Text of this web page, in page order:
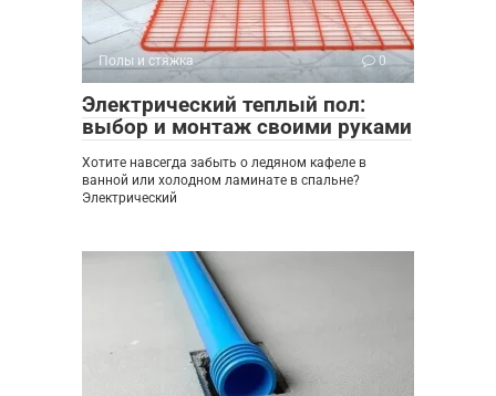
Полы и стяжка 0
Электрический теплый пол:
выбор и монтаж своими руками
Хотите навсегда забыть о ледяном кафеле в
ванной или холодном ламинате в спальне?
Электрический